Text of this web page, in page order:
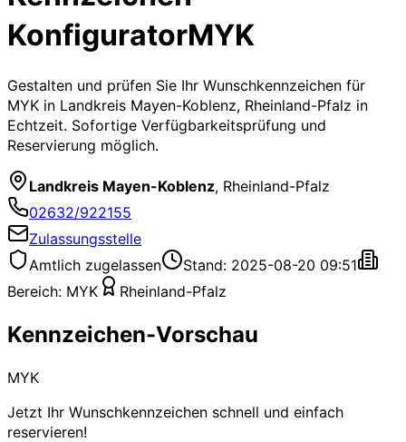
KonfiguratorMYK
Gestalten und prüfen Sie Ihr Wunschkennzeichen für
MYK in Landkreis Mayen-Koblenz, Rheinland-Pfalz in
Echtzeit. Sofortige Verfügbarkeitsprüfung und
Reservierung möglich.
Landkreis Mayen-Koblenz, Rheinland-Pfalz
02632/922155
Zulassungsstelle
Amtlich zugelassen
Stand: 2025-08-20 09:51
Bereich: MYK Rheinland-Pfalz
Kennzeichen-Vorschau
MYK
Jetzt Ihr Wunschkennzeichen schnell und einfach
reservieren!